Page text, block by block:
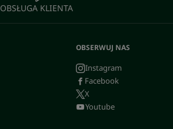
OBSŁUGA KLIENTA
OBSERWUJ NAS
Instagram
Facebook
X
Youtube